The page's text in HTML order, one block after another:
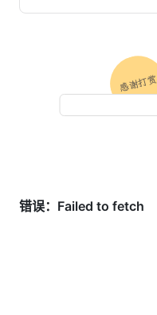
感谢打赏